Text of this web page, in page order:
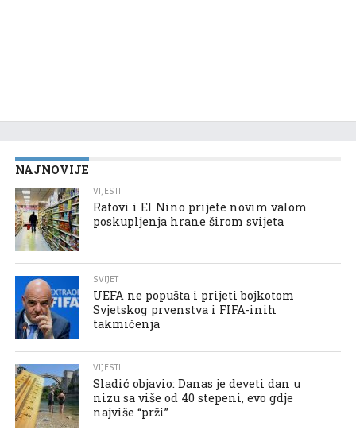
NAJNOVIJE
VIJESTI
Ratovi i El Nino prijete novim valom
poskupljenja hrane širom svijeta
SVIJET
UEFA ne popušta i prijeti bojkotom
Svjetskog prvenstva i FIFA-inih
takmičenja
VIJESTI
Sladić objavio: Danas je deveti dan u
nizu sa više od 40 stepeni, evo gdje
najviše “prži”